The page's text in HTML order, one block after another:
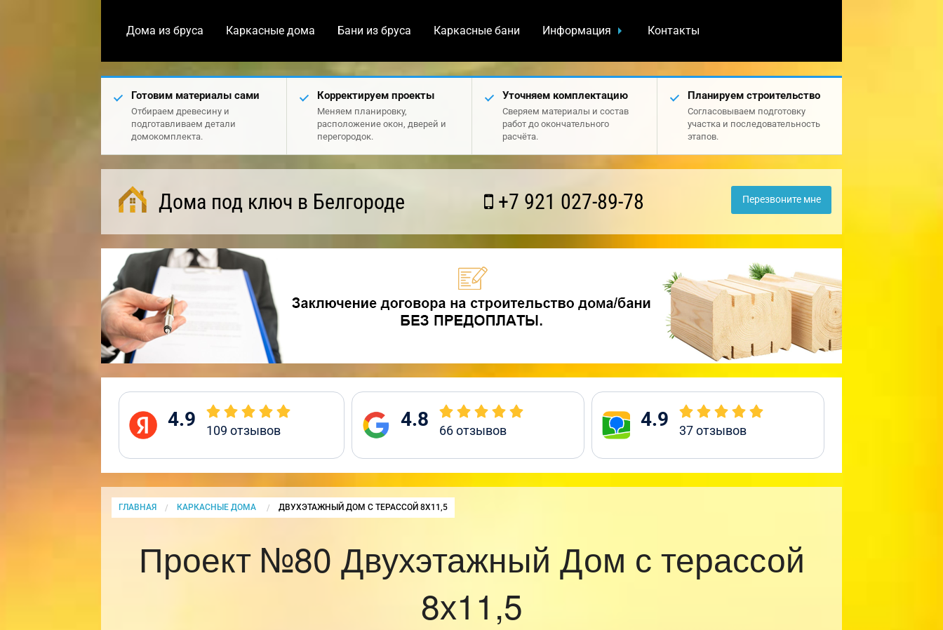
Дома из бруса Каркасные дома Бани из бруса Каркасные бани Информация Контакты
Готовим материалы сами
Отбираем древесину и
подготавливаем детали
домокомплекта.
Корректируем проекты
Меняем планировку,
расположение окон, дверей и
перегородок.
Уточняем комплектацию
Сверяем материалы и состав
работ до окончательного
расчёта.
Планируем строительство
Согласовываем подготовку
участка и последовательность
этапов.
Дома под ключ в Белгороде +7 921 027-89-78 Перезвоните мне
4.9 109 отзывов 4.8 66отзывов 4.9 37отзывов
ГЛАВНАЯ КАРКАСНЫЕ ДОМА CURRENT:
ДВУХЭТАЖНЫЙ ДОМ С ТЕРАССОЙ 8Х11,5
Проект №80 Двухэтажный Дом с терассой
8х11,5